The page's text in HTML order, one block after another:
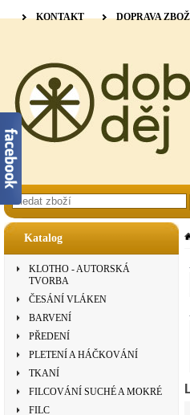
Katalog
KLOTHO - AUTORSKÁ
TVORBA
ČESÁNÍ VLÁKEN
BARVENÍ
PŘEDENÍ
PLETENÍ A HÁČKOVÁNÍ
TKANÍ
FILCOVÁNÍ SUCHÉ A MOKRÉ
FILC
KONTAKT DOPRAVA